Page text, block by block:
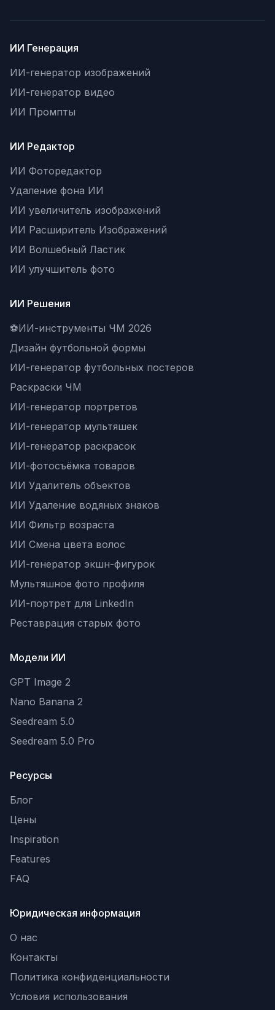
ИИ Генерация
ИИ-генератор изображений
ИИ-генератор видео
ИИ Промпты
ИИ Редактор
ИИ Фоторедактор
Удаление фона ИИ
ИИ увеличитель изображений
ИИ Расширитель Изображений
ИИ Волшебный Ластик
ИИ улучшитель фото
ИИ Решения
⚽ИИ-инструменты ЧМ 2026
Дизайн футбольной формы
ИИ-генератор футбольных постеров
Раскраски ЧМ
ИИ-генератор портретов
ИИ-генератор мультяшек
ИИ-генератор раскрасок
ИИ-фотосъёмка товаров
ИИ Удалитель объектов
ИИ Удаление водяных знаков
ИИ Фильтр возраста
ИИ Смена цвета волос
ИИ-генератор экшн-фигурок
Мультяшное фото профиля
ИИ-портрет для LinkedIn
Реставрация старых фото
Модели ИИ
GPT Image 2
Nano Banana 2
Seedream 5.0
Seedream 5.0 Pro
Ресурсы
Блог
Цены
Inspiration
Features
FAQ
Юридическая информация
О нас
Контакты
Политика конфиденциальности
Условия использования